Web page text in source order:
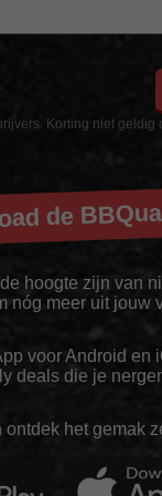
Korting niet geldig
de
hoogte zijn van
nóg meer uit jouw
voor Android en
deals die je
ontdek het gemak